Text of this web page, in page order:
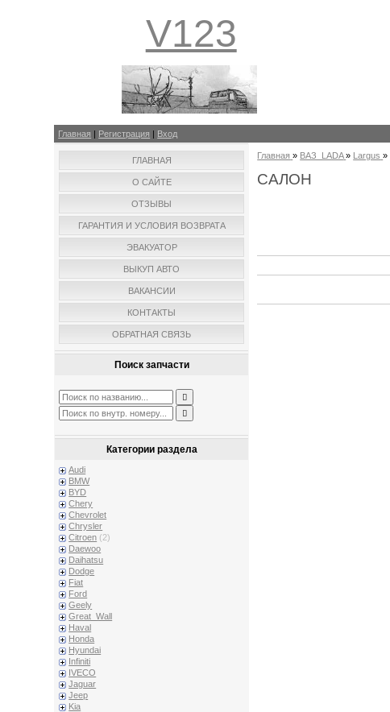
V123
Главная | Регистрация | Вход
ГЛАВНАЯ
О САЙТЕ
ОТЗЫВЫ
ГАРАНТИЯ И УСЛОВИЯ ВОЗВРАТА
ЭВАКУАТОР
ВЫКУП АВТО
ВАКАНСИИ
КОНТАКТЫ
ОБРАТНАЯ СВЯЗЬ
Поиск запчасти
Категории раздела
Audi
BMW
BYD
Chery
Chevrolet
Chrysler
Citroen (2)
Daewoo
Daihatsu
Dodge
Fiat
Ford
Geely
Great_Wall
Haval
Honda
Hyundai
Infiniti
IVECO
Jaguar
Jeep
Kia
Главная » ВАЗ_LADA » Largus »
САЛОН